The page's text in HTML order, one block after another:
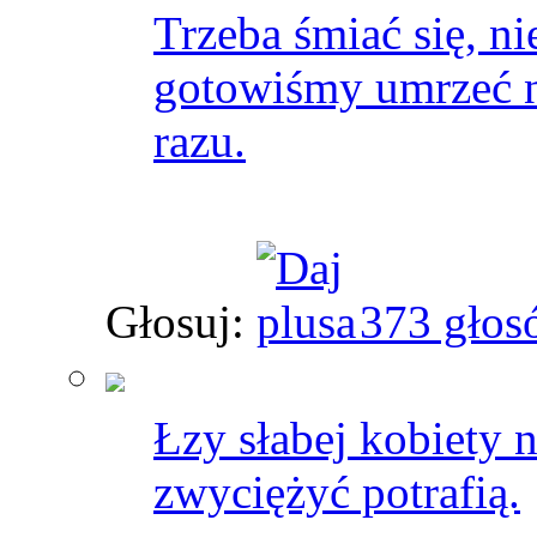
Trzeba śmiać się,
gotowiśmy umrzeć
razu.
Głosuj: 373
Łzy słabej kobiety
zwyciężyć potrafią.